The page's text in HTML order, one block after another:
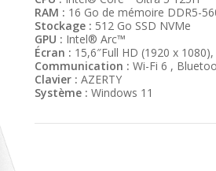
RAM : 16 Go de mémoire DDR5-
Stockage : 512 Go SSD NVMe
GPU : Intel® Arc™
Écran : 15,6″Full HD (1920 x 1080),
Communication : Wi-Fi 6 ,
Clavier : AZERTY
Système : Windows 11